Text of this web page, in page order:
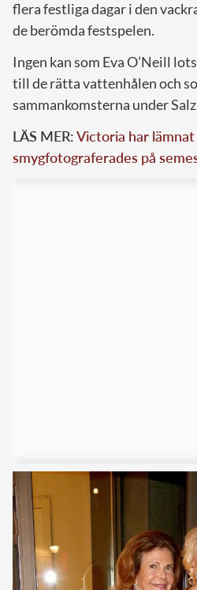
flera festliga dagar i den
de berömda festspelen.
Ingen kan som Eva O’Neill
till de rätta vattenhålen och
sammankomsterna under
LÄS MER:Victoria har lämnat
smygfotograferades på